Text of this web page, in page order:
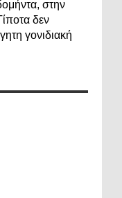
στην
δεν
γονιδιακή